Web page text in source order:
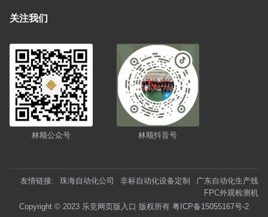
关注我们
林顺公众号 林顺抖音号
Copyright © 2023 乐竞网页版入口 版权所有 粤ICP备15055167号-2
友情链接: 珠海自动化公司 非标自动化设备定制
广东自动化生产线
FPC外观检测机